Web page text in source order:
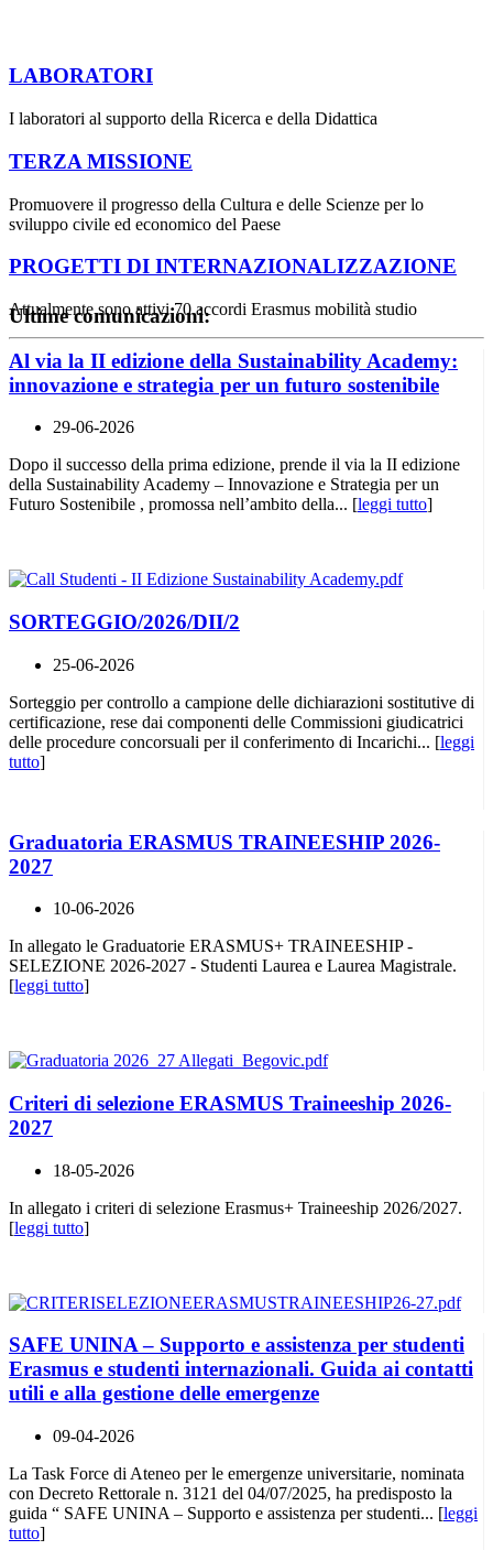
LABORATORI
I laboratori al supporto della Ricerca e della Didattica
TERZA MISSIONE
Promuovere il progresso della Cultura e delle Scienze per lo
sviluppo civile ed economico del Paese
PROGETTI DI INTERNAZIONALIZZAZIONE
Attualmente sono attivi 70 accordi Erasmus mobilità studio
Ultime comunicazioni:
Al via la II edizione della Sustainability Academy:
innovazione e strategia per un futuro sostenibile
29-06-2026
Dopo il successo della prima edizione, prende il via la II edizione
della Sustainability Academy – Innovazione e Strategia per un
Futuro Sostenibile , promossa nell’ambito della... [leggi tutto]
SORTEGGIO/2026/DII/2
25-06-2026
Sorteggio per controllo a campione delle dichiarazioni sostitutive di
certificazione, rese dai componenti delle Commissioni giudicatrici
delle procedure concorsuali per il conferimento di Incarichi... [leggi
tutto]
Graduatoria ERASMUS TRAINEESHIP 2026-
2027
10-06-2026
In allegato le Graduatorie ERASMUS+ TRAINEESHIP -
SELEZIONE 2026-2027 - Studenti Laurea e Laurea Magistrale.
[leggi tutto]
Criteri di selezione ERASMUS Traineeship 2026-
2027
18-05-2026
In allegato i criteri di selezione Erasmus+ Traineeship 2026/2027.
[leggi tutto]
SAFE UNINA – Supporto e assistenza per studenti
Erasmus e studenti internazionali. Guida ai contatti
utili e alla gestione delle emergenze
09-04-2026
La Task Force di Ateneo per le emergenze universitarie, nominata
con Decreto Rettorale n. 3121 del 04/07/2025, ha predisposto la
guida “ SAFE UNINA – Supporto e assistenza per studenti... [leggi
tutto]